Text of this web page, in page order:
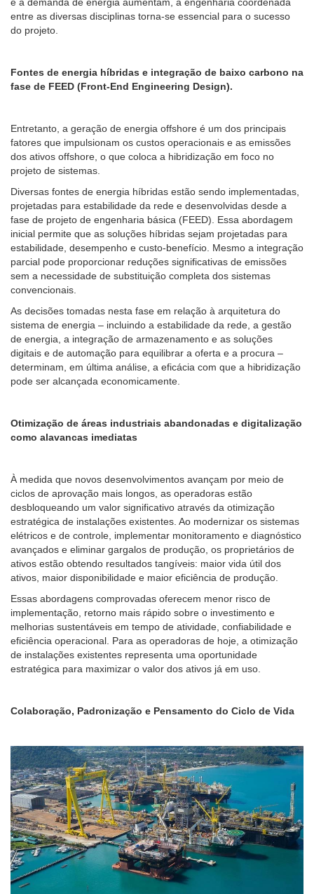
entre as diversas disciplinas torna-se essencial para o sucesso
do projeto.
Fontes de energia híbridas e integração de baixo carbono na
fase de FEED (Front-End Engineering Design).
Entretanto, a geração de energia offshore é um dos principais
fatores que impulsionam os custos operacionais e as emissões
dos ativos offshore, o que coloca a hibridização em foco no
projeto de sistemas.
Diversas fontes de energia híbridas estão sendo implementadas,
projetadas para estabilidade da rede e desenvolvidas desde a
fase de projeto de engenharia básica (FEED). Essa abordagem
inicial permite que as soluções híbridas sejam projetadas para
estabilidade, desempenho e custo-benefício. Mesmo a integração
parcial pode proporcionar reduções significativas de emissões
sem a necessidade de substituição completa dos sistemas
convencionais.
As decisões tomadas nesta fase em relação à arquitetura do
sistema de energia – incluindo a estabilidade da rede, a gestão
de energia, a integração de armazenamento e as soluções
digitais e de automação para equilibrar a oferta e a procura –
determinam, em última análise, a eficácia com que a hibridização
pode ser alcançada economicamente.
Otimização de áreas industriais abandonadas e digitalização
como alavancas imediatas
À medida que novos desenvolvimentos avançam por meio de
ciclos de aprovação mais longos, as operadoras estão
desbloqueando um valor significativo através da otimização
estratégica de instalações existentes. Ao modernizar os sistemas
elétricos e de controle, implementar monitoramento e diagnóstico
avançados e eliminar gargalos de produção, os proprietários de
ativos estão obtendo resultados tangíveis: maior vida útil dos
ativos, maior disponibilidade e maior eficiência de produção.
Essas abordagens comprovadas oferecem menor risco de
implementação, retorno mais rápido sobre o investimento e
melhorias sustentáveis em tempo de atividade, confiabilidade e
eficiência operacional. Para as operadoras de hoje, a otimização
de instalações existentes representa uma oportunidade
estratégica para maximizar o valor dos ativos já em uso.
Colaboração, Padronização e Pensamento do Ciclo de Vida